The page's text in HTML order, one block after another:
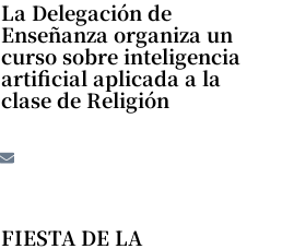
La Delegación de
Enseñanza organiza un
curso sobre inteligencia
artificial aplicada a la
clase de Religión
FIESTA DE LA